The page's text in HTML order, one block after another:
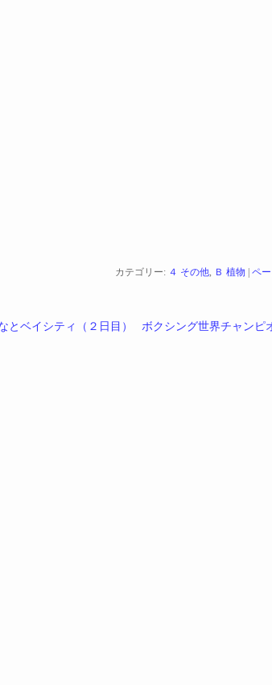
カテゴリー: ４ その他, Ｂ 植物 ペ
とベイシティ（２日目） ボクシング世界チャンピ